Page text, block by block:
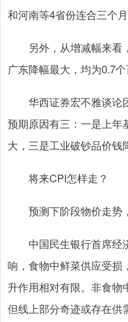
和河南等4省份连合三个月
另外，从增减幅来看
广东降幅最大，均为0.7个
华西证券宏不雅谈论
预期原因有三：一是上年
大，三是工业破钞品价钱
将来CPI怎样走？
预测下阶段物价走势
中国民生银行首席经
响，食物中鲜菜供应受损
升作用相对有限。非食物
但线上部分奇迹或存在供